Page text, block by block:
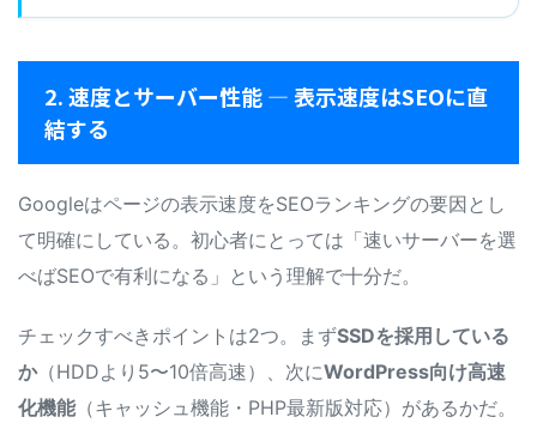
2. 速度とサーバー性能 — 表示速度はSEOに直
結する
Googleはページの表示速度をSEOランキングの要因とし
て明確にしている。初心者にとっては「速いサーバーを選
べばSEOで有利になる」という理解で十分だ。
チェックすべきポイントは2つ。まずSSDを採用している
か（HDDより5〜10倍高速）、次にWordPress向け高速
化機能（キャッシュ機能・PHP最新版対応）があるかだ。